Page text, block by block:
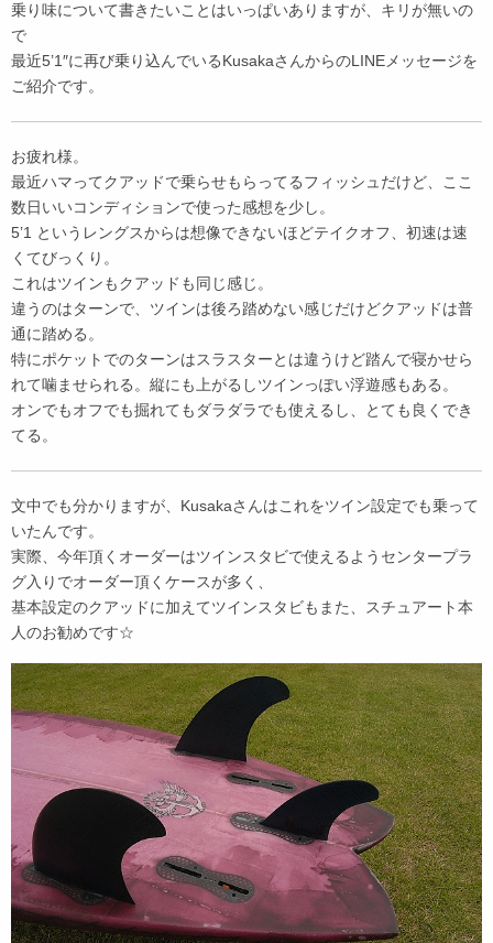
乗り味について書きたいことはいっぱいありますが、キリが無いの
で
最近5’1″に再び乗り込んでいるKusakaさんからのLINEメッセージを
ご紹介です。
お疲れ様。
最近ハマってクアッドで乗らせもらってるフィッシュだけど、ここ
数日いいコンディションで使った感想を少し。
5’1 というレングスからは想像できないほどテイクオフ、初速は速
くてびっくり。
これはツインもクアッドも同じ感じ。
違うのはターンで、ツインは後ろ踏めない感じだけどクアッドは普
通に踏める。
特にポケットでのターンはスラスターとは違うけど踏んで寝かせら
れて噛ませられる。縦にも上がるしツインっぽい浮遊感もある。
オンでもオフでも掘れてもダラダラでも使えるし、とても良くでき
てる。
文中でも分かりますが、Kusakaさんはこれをツイン設定でも乗って
いたんです。
実際、今年頂くオーダーはツインスタビで使えるようセンタープラ
グ入りでオーダー頂くケースが多く、
基本設定のクアッドに加えてツインスタビもまた、スチュアート本
人のお勧めです☆